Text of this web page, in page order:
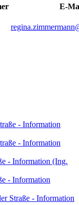
E-
- Information
- Information
- Information (Ing.
- Information
Straße - Information